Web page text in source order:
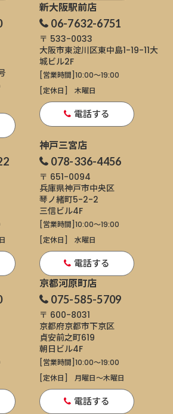
新大阪駅前店
06-7632-6751
〒 533-0033
大阪市東淀川区東中島1-19-11大
城ビル2F
[営業時間]10:00～19:00
[定休日]
木曜日
電話する
神戸三宮店
078-336-4456
〒 651-0094
兵庫県神戸市中央区
琴ノ緒町5-2-2
三信ビル4F
[営業時間]10:00～19:00
[定休日]
水曜日
電話する
京都河原町店
075-585-5709
〒 600-8031
京都府京都市下京区
貞安前之町619
朝日ビル4F
[営業時間]10:00～19:00
[定休日]
月曜日〜木曜日
電話する